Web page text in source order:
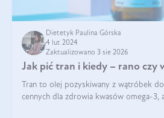
Dietetyk Paulina Górska
4 lut 2024
Zaktualizowano 3 sie 2026
Jak pić tran i kiedy – rano czy
Tran to olej pozyskiwany z wątróbek
cennych dla zdrowia kwasów omega-3,